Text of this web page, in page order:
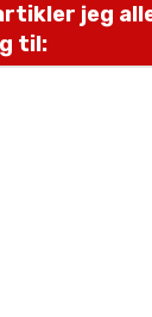
jeg
til: